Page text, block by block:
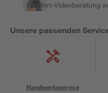
Sofort-Videoberatung
Unsere passenden
Handwerksservice